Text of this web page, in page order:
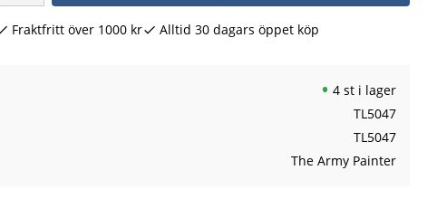
Fraktfritt över 1000 kr Alltid 30 dagars öppet köp
4 st i lager
TL5047
TL5047
The Army Painter